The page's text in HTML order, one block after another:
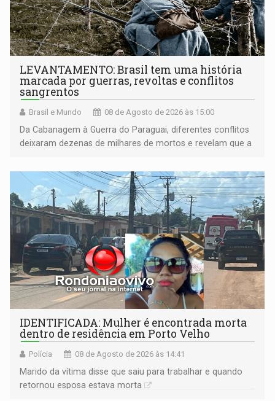
LEVANTAMENTO: Brasil tem uma história
marcada por guerras, revoltas e conflitos
sangrentos
Brasil e Mundo 08 de Agosto de 2026 às 15:00
Da Cabanagem à Guerra do Paraguai, diferentes conflitos
deixaram dezenas de milhares de mortos e revelam que a
territoriais e sociais
IDENTIFICADA: Mulher é encontrada morta
dentro de residência em Porto Velho
Polícia 08 de Agosto de 2026 às 14:41
Marido da vítima disse que saiu para trabalhar e quando
retornou esposa estava morta